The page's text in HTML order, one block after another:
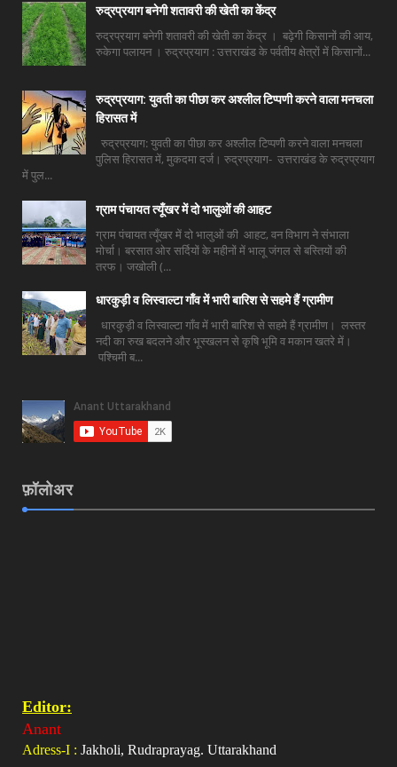
रुद्रप्रयाग बनेगी शतावरी की खेती का केंद्र
रुद्रप्रयाग बनेगी शतावरी की खेती का केंद्र । बढ़ेगी किसानों की आय,
रुकेगा पलायन । रुद्रप्रयाग : उत्तराखंड के पर्वतीय क्षेत्रों में किसानों...
रुद्रप्रयाग: युवती का पीछा कर अश्लील टिप्पणी करने वाला मनचला
हिरासत में
रुद्रप्रयाग: युवती का पीछा कर अश्लील टिप्पणी करने वाला मनचला
पुलिस हिरासत में, मुकदमा दर्ज। रुद्रप्रयाग- उत्तराखंड के रुद्रप्रयाग
में पुल...
ग्राम पंचायत त्यूँखर में दो भालुओं की आहट
ग्राम पंचायत त्यूँखर में दो भालुओं की आहट, वन विभाग ने संभाला
मोर्चा। बरसात ओर सर्दियों के महीनों में भालू जंगल से बस्तियों की
तरफ। जखोली (...
धारकुड़ी व लिस्वाल्टा गाँव में भारी बारिश से सहमे हैं ग्रामीण
धारकुड़ी व लिस्वाल्टा गाँव में भारी बारिश से सहमे हैं ग्रामीण। लस्तर
नदी का रुख बदलने और भूस्खलन से कृषि भूमि व मकान खतरे में।
पश्चिमी ब...
फ़ॉलोअर
Editor:
Anant
Adress-I : Jakholi, Rudraprayag. Uttarakhand